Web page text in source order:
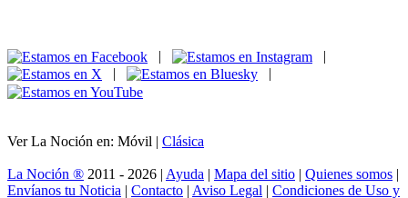
|
|
|
|
Ver La Noción en: Móvil | Clásica
La Noción ® 2011 - 2026 | Ayuda | Mapa del sitio | Quienes somos |
Envíanos tu Noticia | Contacto | Aviso Legal | Condiciones de Uso y